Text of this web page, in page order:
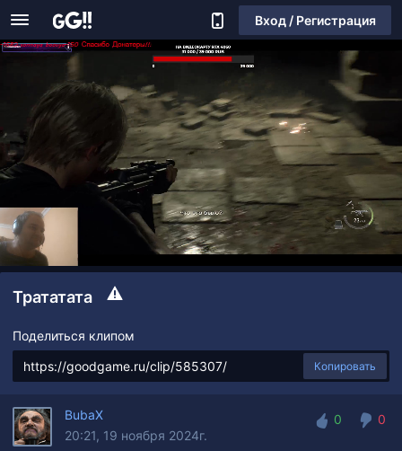
Вход / Регистрация
Трататата
Поделиться клипом
Копировать
BubaX
20:21, 19 ноября 2024г.
0
0